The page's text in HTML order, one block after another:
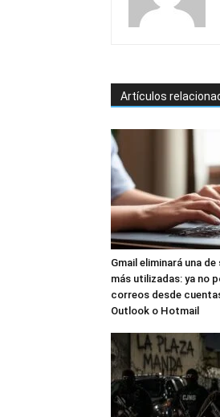
Artículos
Gmail eliminará una
más utilizadas: ya no
correos desde
Outlook o Hotmail